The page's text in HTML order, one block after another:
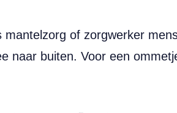
mantelzorg of zorgwerker
naar buiten. Voor een